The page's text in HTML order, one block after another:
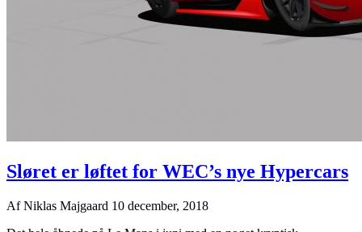
Sløret er løftet for WEC’s nye Hypercars
AfNiklas Majgaard 10 december, 2018